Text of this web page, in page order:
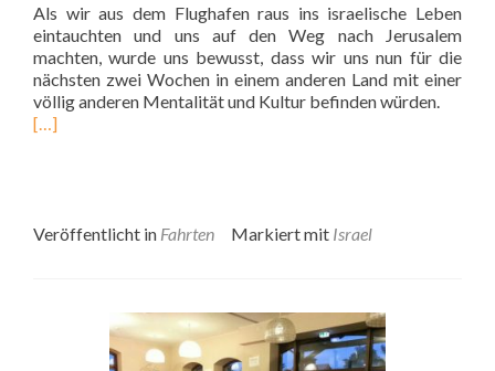
Als wir aus dem Flughafen raus ins israelische Leben
eintauchten und uns auf den Weg nach Jerusalem
machten, wurde uns bewusst, dass wir uns nun für die
nächsten zwei Wochen in einem anderen Land mit einer
völlig anderen Mentalität und Kultur befinden würden.
[…]
Veröffentlicht in Fahrten Markiert mit Israel